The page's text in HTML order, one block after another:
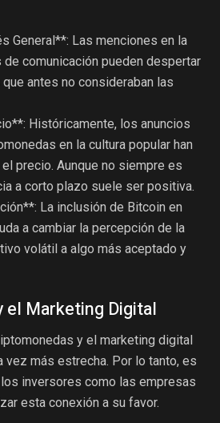
General**: Las menciones en la
comunicación pueden despertar
antes no consideraban las
Históricamente, los anuncios
en la cultura popular han
precio. Aunque no siempre es
a corto plazo suele ser positiva.
La inclusión de Bitcoin en
a cambiar la percepción de la
volátil a algo más aceptado y
el Marketing Digital
y el marketing digital
vez más estrecha. Por lo tanto, es
inversores como las empresas
esta conexión a su favor.